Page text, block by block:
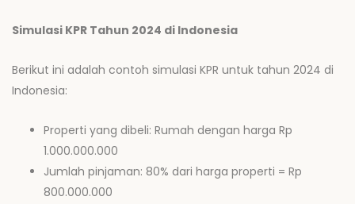
Simulasi KPR Tahun 2024 di Indonesia
Berikut ini adalah contoh simulasi KPR untuk tahun 2024 di
Indonesia:
Properti yang dibeli: Rumah dengan harga Rp
1.000.000.000
Jumlah pinjaman: 80% dari harga properti = Rp
800.000.000